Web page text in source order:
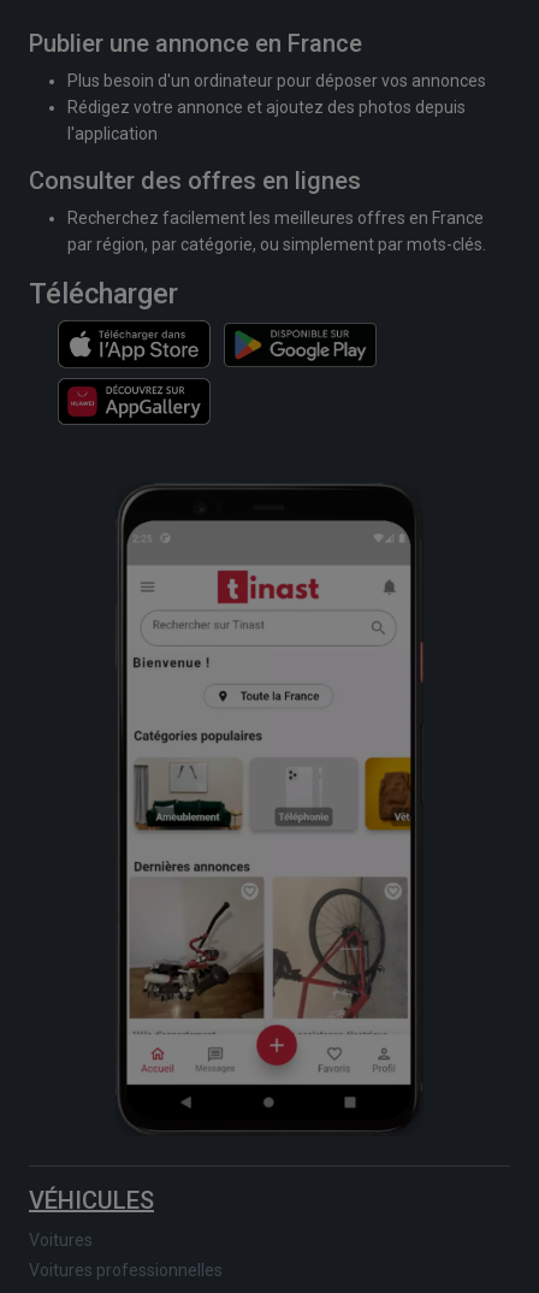
Publier une annonce en France
Plus besoin d'un ordinateur pour déposer vos annonces
Rédigez votre annonce et ajoutez des photos depuis
l'application
Consulter des offres en lignes
Recherchez facilement les meilleures offres en France
par région, par catégorie, ou simplement par mots-clés.
Télécharger
VÉHICULES
Voitures
Voitures professionnelles